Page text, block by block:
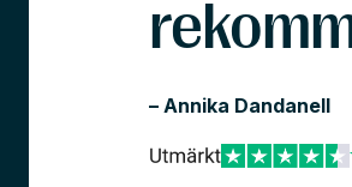
– Annika Dandanell